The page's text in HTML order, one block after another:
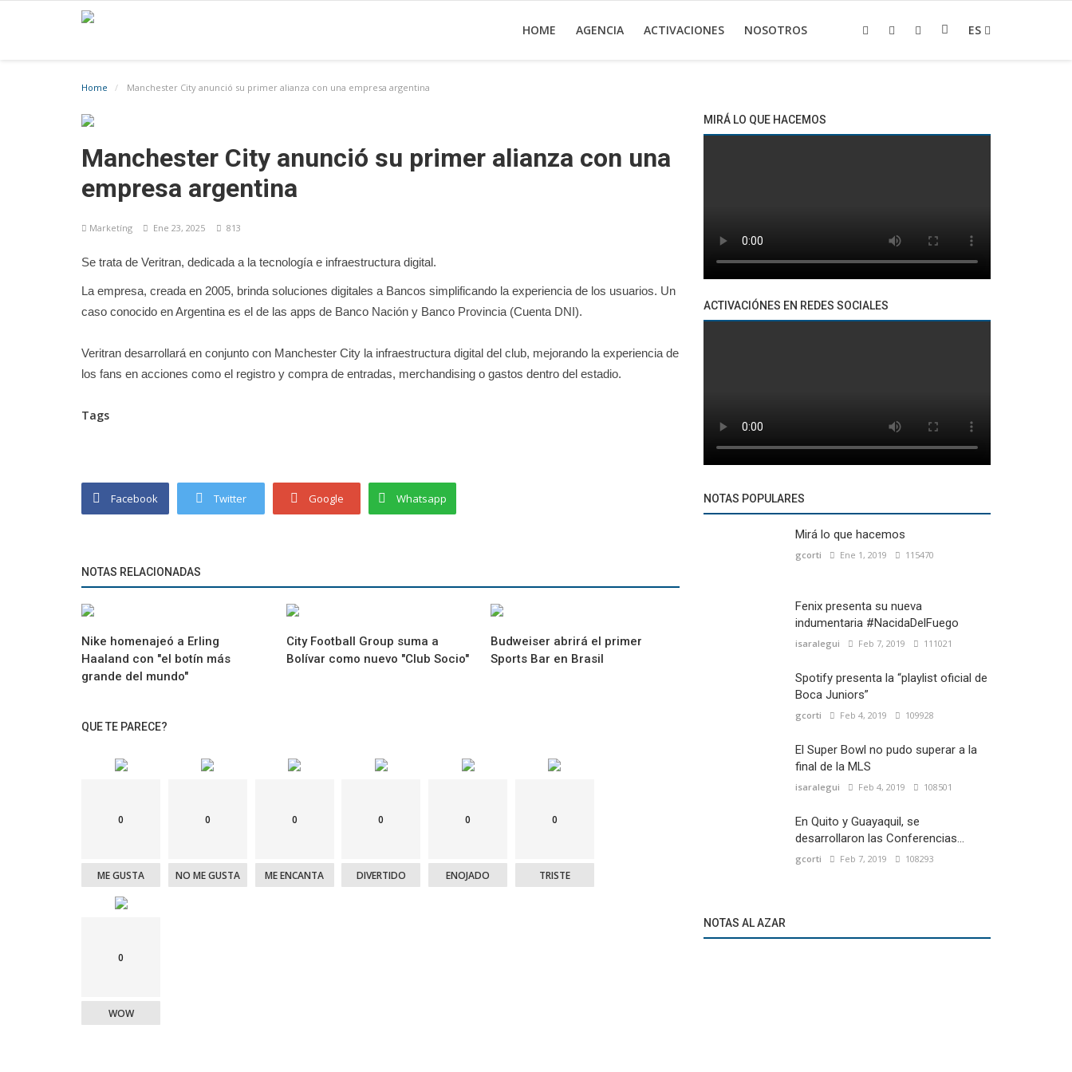
HOME AGENCIA ACTIVACIONES NOSOTROS ES
Home Manchester City anunció su primer alianza con una empresa argentina
Manchester City anunció su primer alianza con una
empresa argentina
Marketíng Ene 23, 2025 813
Se trata de Veritran, dedicada a la tecnología e infraestructura digital.
La empresa, creada en 2005, brinda soluciones digitales a Bancos simplificando la experiencia de los usuarios. Un
caso conocido en Argentina es el de las apps de Banco Nación y Banco Provincia (Cuenta DNI).
Veritran desarrollará en conjunto con Manchester City la infraestructura digital del club, mejorando la experiencia de
los fans en acciones como el registro y compra de entradas, merchandising o gastos dentro del estadio.
Tags
Facebook Twitter Google Whatsapp
NOTAS RELACIONADAS
Nike homenajeó a Erling
Haaland con "el botín más
grande del mundo"
City Football Group suma a
Bolívar como nuevo "Club Socio"
Budweiser abrirá el primer
Sports Bar en Brasil
QUE TE PARECE?
0
ME GUSTA
0
NO ME GUSTA
0
ME ENCANTA
0
DIVERTIDO
0
ENOJADO
0
TRISTE
0
WOW
MIRÁ LO QUE HACEMOS
ACTIVACIÓNES EN REDES SOCIALES
NOTAS POPULARES
Mirá lo que hacemos
gcorti Ene 1, 2019 115470
Fenix presenta su nueva
indumentaria #NacidaDelFuego
isaralegui Feb 7, 2019 111021
Spotify presenta la “playlist oficial de
Boca Juniors”
gcorti Feb 4, 2019 109928
El Super Bowl no pudo superar a la
final de la MLS
isaralegui Feb 4, 2019 108501
En Quito y Guayaquil, se
desarrollaron las Conferencias...
gcorti Feb 7, 2019 108293
NOTAS AL AZAR